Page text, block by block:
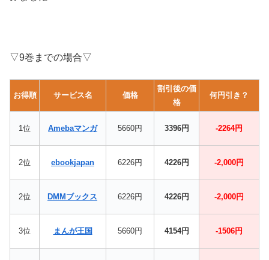
▽9巻までの場合▽
お得順 サービス名 価格
割引後の価
格
何円引き？
1位 Amebaマンガ 5660円 3396円 -2264円
2位 ebookjapan 6226円 4226円 -2,000円
2位 DMMブックス 6226円 4226円 -2,000円
3位 まんが王国 5660円 4154円 -1506円